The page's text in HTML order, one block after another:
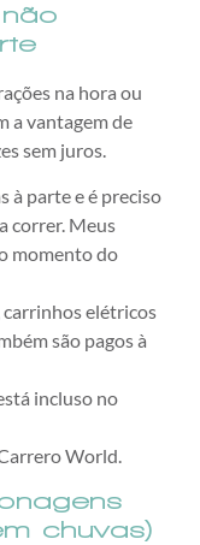
na hora ou
a vantagem de
sem juros.
à parte e é preciso
correr. Meus
momento do
carrinhos elétricos
são pagos à
incluso no
World.
chuvas)